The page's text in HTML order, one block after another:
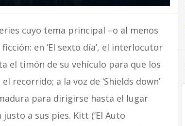
cuyo tema principal –o al menos
en ‘El sexto día’, el interlocutor
el timón de su vehículo para que los
recorrido; a la voz de ‘Shields down’
para dirigirse hasta el lugar
a sus pies. Kitt (‘El Auto